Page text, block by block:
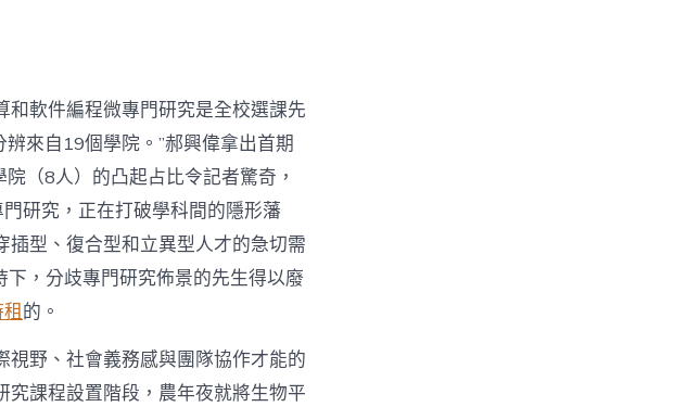
和軟件編程微專門研究是全校選課先
來自19個學院。”郝興偉拿出首期
（8人）的凸起占比令記者驚奇，
研究，正在打破學科間的隱形藩
插型、復合型和立異型人才的急切需
下，分歧專門研究佈景的先生得以廢
的。
視野、社會義務感與團隊協作才能的
究課程設置階段，農年夜就將生物平